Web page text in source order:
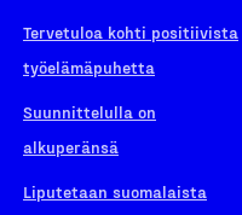
Tervetuloa kohti positiivista
työelämäpuhetta
Suunnittelulla on
alkuperänsä
Liputetaan suomalaista